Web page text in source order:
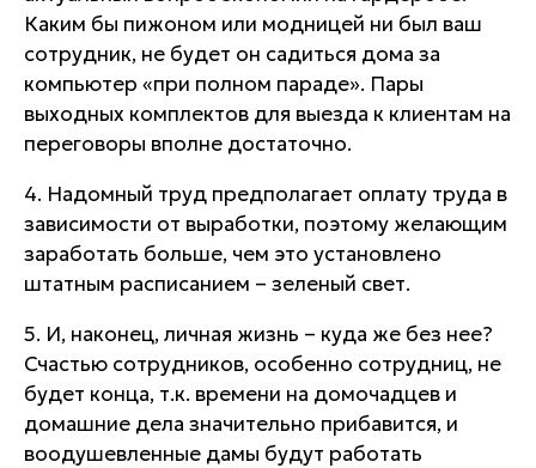
Каким бы пижоном или модницей ни был ваш
сотрудник, не будет он садиться дома за
компьютер «при полном параде». Пары
выходных комплектов для выезда к клиентам на
переговоры вполне достаточно.
4. Надомный труд предполагает оплату труда в
зависимости от выработки, поэтому желающим
заработать больше, чем это установлено
штатным расписанием – зеленый свет.
5. И, наконец,личная жизнь – куда же без нее?
Счастью сотрудников, особенно сотрудниц, не
будет конца, т.к. времени на домочадцев и
домашние дела значительно прибавится, и
воодушевленные дамы будут работать